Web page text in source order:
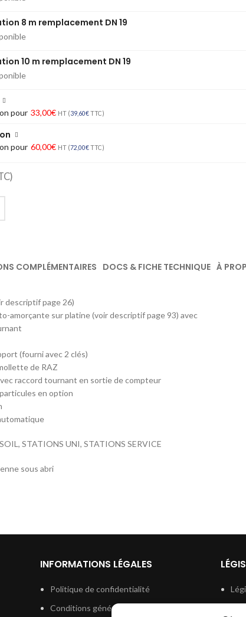
8 m remplacement DN 19
10 m remplacement DN 19
pour 33,00€ HT (39,60€TTC)
pour 60,00€ HT (72,00€TTC)
COMPLÉMENTAIRES DOCS & FICHE TECHNIQUE À
descriptif page 26)
amorçante sur platine (voir descriptif page 93) avec
(fourni avec 2 clés)
de RAZ
raccord tournant en sortie de compteur
en option
STATIONS UNI, STATIONS SERVICE
sous abri
INFORMATIONS LÉGALES
Politique de confidentialité
Conditions générales de vente